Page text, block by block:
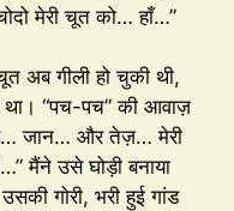
मेरी चूत को… हाँ…”
अब गीली हो चुकी थी,
था। “पच-पच” की आवाज़
जान… और तेज़… मेरी
मैंने उसे घोड़ी बनाया
गोरी, भरी हुई गांड